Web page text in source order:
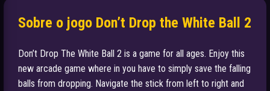
Sobre o jogo Don’t Drop the White Ball 2
Don’t Drop The White Ball 2 is a game for all ages. Enjoy this
new arcade game where in you have to simply save the falling
balls from dropping. Navigate the stick from left to right and